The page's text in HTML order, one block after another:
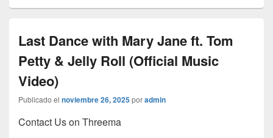
Last Dance with Mary Jane ft. Tom
Petty & Jelly Roll (Official Music
Video)
Publicado el noviembre 26, 2025poradmin
Contact Us on Threema